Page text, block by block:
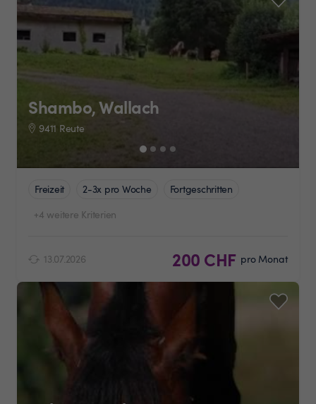
Shambo, Wallach
9411 Reute
Freizeit 2-3x pro Woche
Fortgeschritten
+4 weitere Kriterien
13.07.2026 200 CHF pro Monat